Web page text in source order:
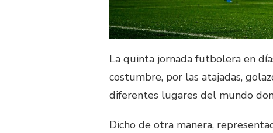
La quinta jornada futbolera en
costumbre, por las atajadas,
diferentes lugares del mundo
Dicho de otra manera,